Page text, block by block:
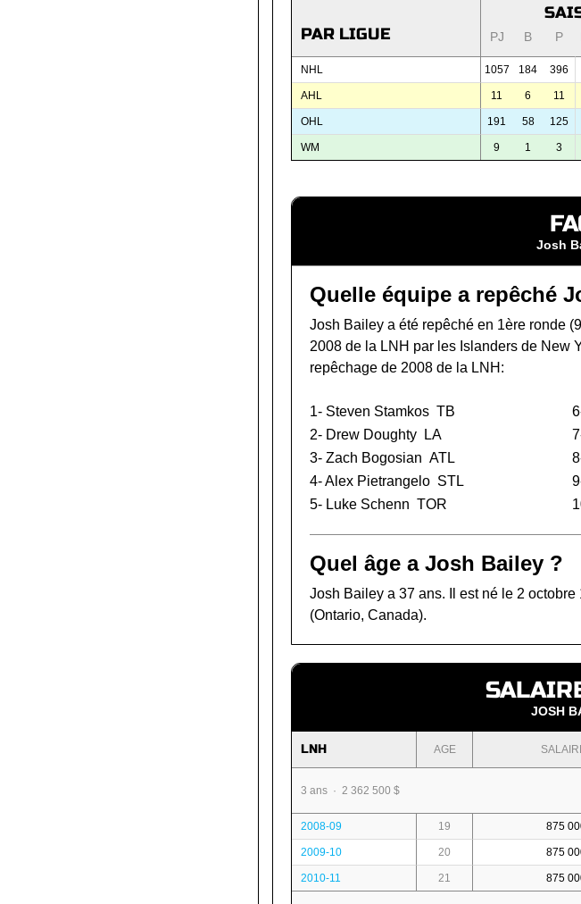
PAR LIGUE PJ B P
NHL 1057 184 396
AHL 11 6 11
OHL 191 58 125
WM 9 1 3
Josh
Quelle équipe a repêché
Josh Bailey a été repêché en 1ère ronde
2008 de la LNH par les Islanders de New
repêchage de 2008 de la LNH:
1- Steven Stamkos TB
2- Drew Doughty
LA
3- Zach Bogosian ATL
4-Alex Pietrangelo STL
5- Luke Schenn TOR
Quel âge a Josh Bailey ?
Josh Bailey a 37 ans. Il est né le 2
(Ontario, Canada).
JOSH
LNH AGE
3 ans · 2 362 500 $
2008-09 19 875
2009-10 20 875
2010-11 21 875